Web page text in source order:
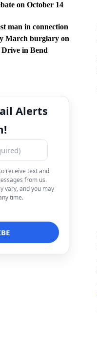
on October 14
man in connection
March burglary on
in Bend
Alerts
receive text and
from us.
vary, and you may
time.